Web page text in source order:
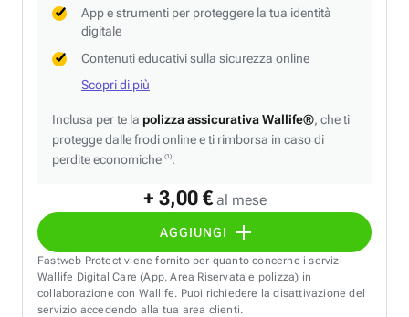
+ 3,00 € al mese
AGGIUNGI
App e strumenti per proteggere la tua identità
digitale
Contenuti educativi sulla sicurezza online
Scopri di più
Inclusa per te la polizza assicurativa Wallife®, che ti
protegge dalle frodi online e ti rimborsa in caso di
perdite economiche (1).
Fastweb Protect viene fornito per quanto concerne i servizi
Wallife Digital Care (App, Area Riservata e polizza) in
collaborazione con Wallife. Puoi richiedere la disattivazione del
servizio accedendo alla tua area clienti.